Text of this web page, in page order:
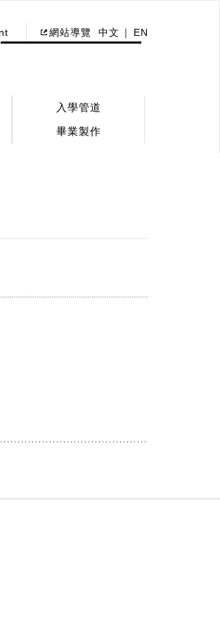
網站導覽 中文 EN
入學管道
畢業製作